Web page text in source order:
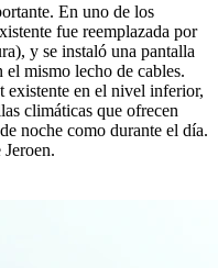
En uno de los
fue reemplazada por
y se instaló una pantalla
mismo lecho de cables.
existente en el nivel inferior,
climáticas que ofrecen
noche como durante el día.